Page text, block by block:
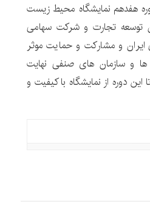
هفدهم نمایشگاه محیط زیست
توسعه تجارت و شرکت سهامی
ایران و مشارکت و حمایت موثر
ها و سازمان های صنفی نهایت
این دوره از نمایشگاه با کیفیت و